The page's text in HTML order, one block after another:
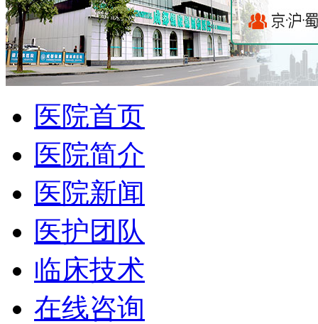
医院首页
医院简介
医院新闻
医护团队
临床技术
在线咨询